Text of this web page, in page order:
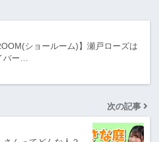
ショールーム)】瀬戸ローズは
バー…
次の記事